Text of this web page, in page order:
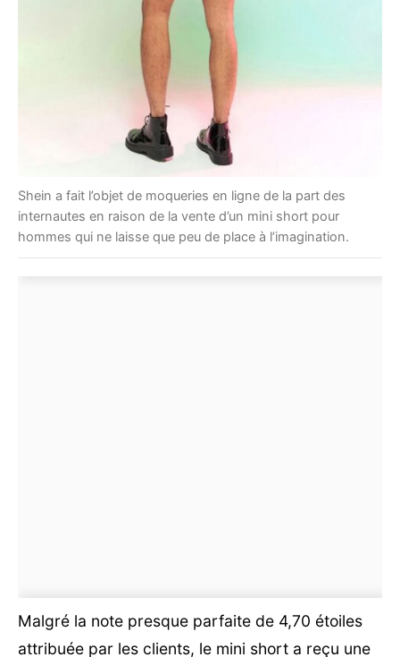
Shein a fait l’objet de moqueries en ligne de la part des
internautes en raison de la vente d’un mini short pour
hommes qui ne laisse que peu de place à l’imagination.
Malgré la note presque parfaite de 4,70 étoiles
attribuée par les clients, le mini short a reçu une